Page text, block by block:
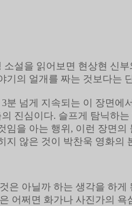
설을 읽어보면 현상현 신
의 얼개를 짜는 것보다는
넘게 지속되는 이 장면
진심이다. 슬프게 탐닉하
을 아는 행위, 이런 장면
않은 것이 박찬욱 영화의
아닐까 하는 생각을 하
쩌면 화가나 사진가의